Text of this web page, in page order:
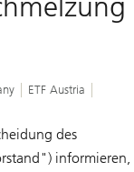
ETF Austria
des
informieren,